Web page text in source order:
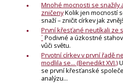
Mnohé mocnosti se snažily
zničenyKolik jen mocností
snaží – zničit církev jak
První křesťané neutíkali ze
´ Podivné a úzkostné
vůči světu.
Prvotní církev v první řadě
modlila se... (Benedikt XVI.)
se první křesťanské
analýzu...